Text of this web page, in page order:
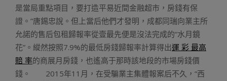
是當局重點項目，要打造平易近間金融超市，房錢有保
證。”唐錫忠說。但上當后他們才發明，成都同瑞向業主所
允諾的售后包租歸報率從壹最先便是沒法完成的“水月鏡
花”。縱然按照7.9%的最低房錢歸報率計算得出運 彩 最高
賠 率的商展月房錢，也遙高于那時該地段的市場房錢價
錢。 2015年11月，在受騙業主集體報案后不久，“西